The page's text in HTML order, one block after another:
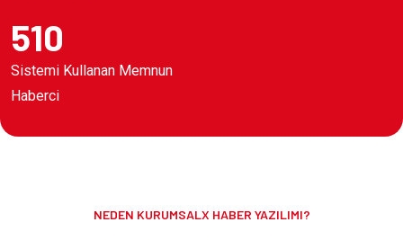
510
Sistemi Kullanan Memnun
Haberci
NEDEN KURUMSALX HABER YAZILIMI?